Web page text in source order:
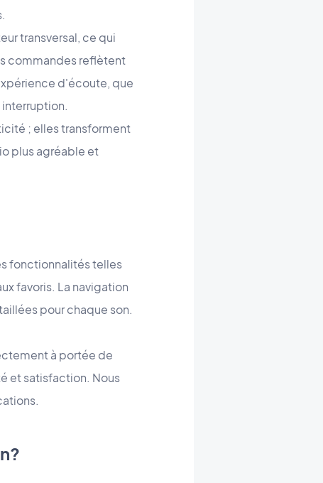
transversal, ce qui
commandes reflètent
d'écoute, que
; elles transforment
plus agréable et
fonctionnalités telles
favoris. La navigation
pour chaque son.
à portée de
et satisfaction. Nous